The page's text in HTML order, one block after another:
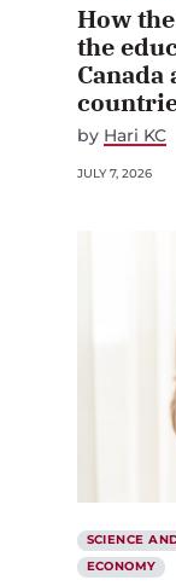
How
the
by Hari KC
JULY 7, 2026
SCIENCE
ECONOMY